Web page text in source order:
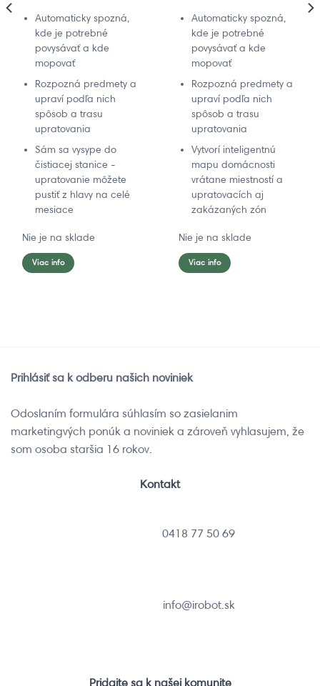
Automaticky spozná,
kde je potrebné
povysávať a kde
mopovať
Rozpozná predmety a
upraví podľa nich
spôsob a trasu
upratovania
Sám sa vysype do
čistiacej stanice -
upratovanie môžete
pustiť z hlavy na celé
mesiace
Nie je na sklade
Viac info
Automaticky spozná,
kde je potrebné
povysávať a kde
mopovať
Rozpozná predmety a
upraví podľa nich
spôsob a trasu
upratovania
Vytvorí inteligentnú
mapu domácnosti
vrátane miestností a
upratovacích aj
zakázaných zón
Nie je na sklade
Viac info
Prihlásiť sa k odberu našich noviniek
Odoslaním formulára súhlasím so zasielanim
marketingvých ponúk a noviniek a zároveň vyhlasujem, že
som osoba staršia 16 rokov.
Kontakt
0418 77 50 69
info@irobot.sk
Pridajte sa k našej komunite